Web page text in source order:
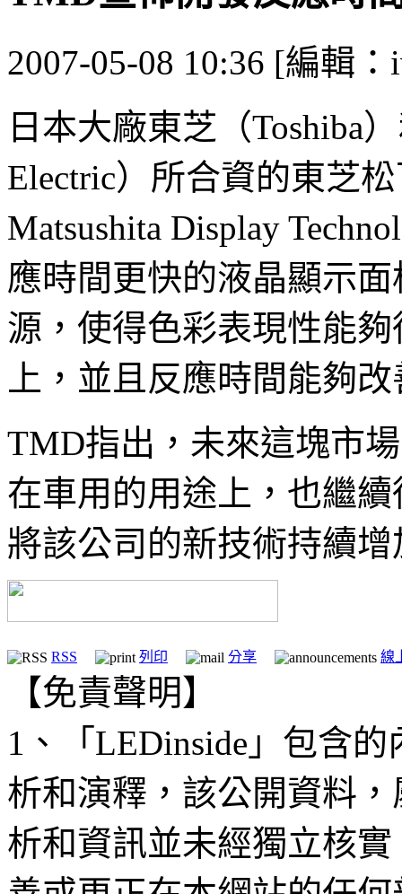
2007-05-08 10:36 [編輯：
日本大廠東芝（Toshiba
Electric）所合資的東芝
Matsushita Display
應時間更快的液晶顯示
源，使得色彩表現性能
上，並且反應時間能夠
TMD指出，未來這塊市
在車用的用途上，也繼
將該公司的新技術持續
RSS 列印 分享 線
【免責聲明】
1、「LEDinside」包含
析和演釋，該公開資料
析和資訊並未經獨立核